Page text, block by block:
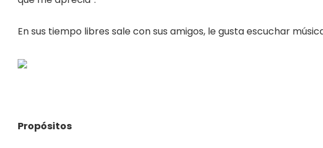
En sus tiempo libres sale con sus amigos, le gusta escuchar
Propósitos